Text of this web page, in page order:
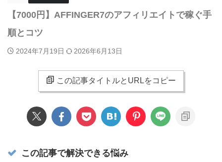
【7000円】AFFINGER7のアフィリエイトで稼ぐ手
順とコツ
2024年7月19日 2026年6月13日
この記事タイトルとURLをコピー
この記事で解決できる悩み